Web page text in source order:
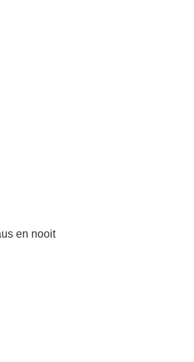
en nooit